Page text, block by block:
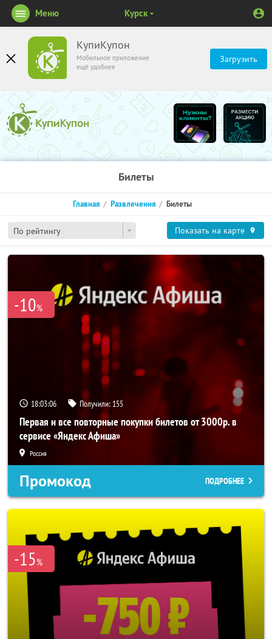
КупиКупон
Мобильное приложение
ещё удобнее
Загрузить
Меню Курск
Билеты
По рейтингу
Главная Развлечения Билеты
Показать на карте
-10%
18:03:05 Получили: 155
Первая и все повторные покупки билетов от 3000р. в
сервисе «Яндекс Афиша»
Россия
Промокод ПОДРОБНЕЕ
-15%